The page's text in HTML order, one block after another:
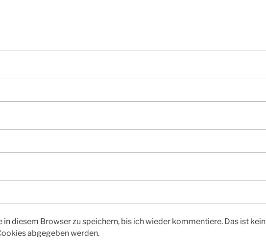
diesem Browser zu speichern, bis ich wieder kommentiere. Das ist kein
abgegeben werden.